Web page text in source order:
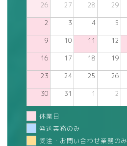
26 27 28 29
2 3 4 5
9 10 11 12
16 17 18 19
23 24 25 26
30 31 1 2
休業日
発送業務のみ
受注・お問い合わせ業務のみ